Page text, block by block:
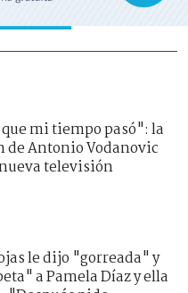
que mi tiempo pasó": la
de Antonio Vodanovic
televisión
le dijo "gorreada" y
a Pamela Díaz y ella